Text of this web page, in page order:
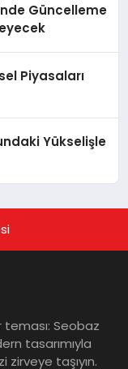
Güncelleme
Piyasaları
Yükselişle
teması: Seobaz
tasarımıyla
zirveye taşıyın.